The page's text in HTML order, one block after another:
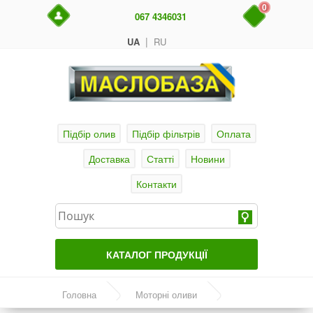
UA | RU
067 4346031
0
Підбір олив Підбір фільтрів
Оплата
Доставка
Статті
Новини
Контакти
КАТАЛОГ ПРОДУКЦІЇ
Актуальні продукти
Головна Моторні оливи